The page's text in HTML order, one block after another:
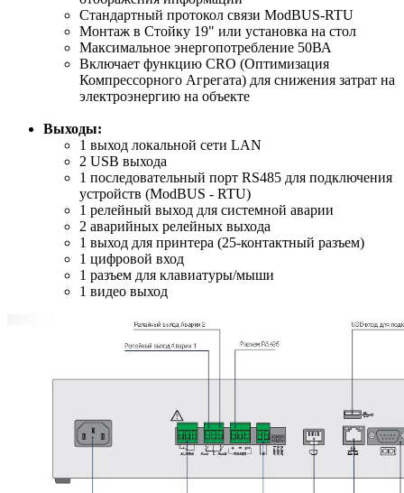
Стандартный протокол связи ModBUS-RTU
Монтаж в Стойку 19" или установка на стол
Максимальное энергопотребление 50ВА
Включает функцию CRO (Оптимизация
Компрессорного Агрегата) для снижения затрат на
электроэнергию на объекте
Выходы:
1 выход локальной сети LAN
2 USB выхода
1 последовательный порт RS485 для подключения
устройств (ModBUS - RTU)
1 релейный выход для системной аварии
2 аварийных релейных выхода
1 выход для принтера (25-контактный разъем)
1 цифровой вход
1 разъем для клавиатуры/мыши
1 видео выход